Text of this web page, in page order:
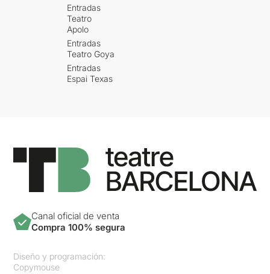
Entradas
Teatro
Apolo
Entradas
Teatro Goya
Entradas
Espai Texas
Canal oficial de venta
Compra 100% segura
Diseño y programación:
Copymouse